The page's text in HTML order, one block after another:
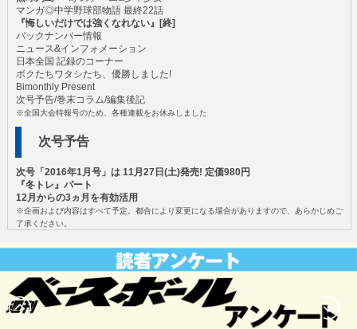
マンガ◎中学野球部物語 最終22話
『悔しいだけでは強くなれない』[終]
バックナンバー情報
ニュース&インフォメーション
日本全国 記録のコーナー
ボクたちワタシたち、優勝しました!
Bimonthly Present
次号予告/巻末コラム/編集後記
※全国大会特報号のため、各種連載をお休みしました
次号予告
次号「2016年1月号」は 11月27日(土)発売! 定価980円
『冬トレ』パート
12月からの3ヵ月を有効活用
※企画および内容はすべて予定。都合により変更になる場合がありますので、あらかじめご
了承ください。